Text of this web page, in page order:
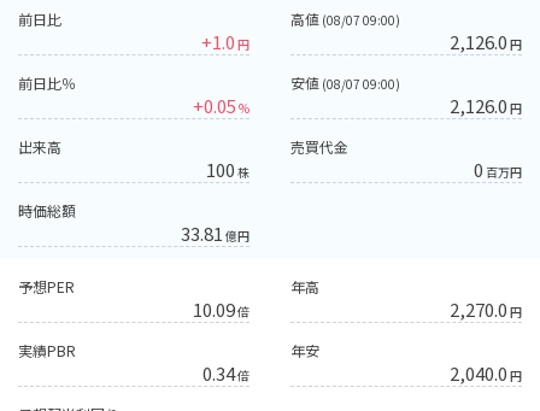
前日比
+1.0 円
高値(08/07 09:00)
2,126.0 円
前日比％
+0.05 %
安値(08/07 09:00)
2,126.0 円
出来高
100 株
売買代金
0 百万円
時価総額
33.81 億円
予想PER
10.09倍
年高
2,270.0 円
実績PBR
0.34倍
年安
2,040.0 円